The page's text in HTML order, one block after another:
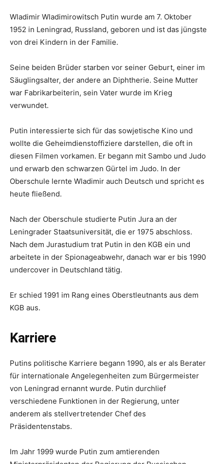
Wladimir Wladimirowitsch Putin wurde am 7. Oktober
1952 in Leningrad, Russland, geboren und ist das jüngste
von drei Kindern in der Familie.
Seine beiden Brüder starben vor seiner Geburt, einer im
Säuglingsalter, der andere an Diphtherie. Seine Mutter
war Fabrikarbeiterin, sein Vater wurde im Krieg
verwundet.
Putin interessierte sich für das sowjetische Kino und
wollte die Geheimdienstoffiziere darstellen, die oft in
diesen Filmen vorkamen. Er begann mit Sambo und Judo
und erwarb den schwarzen Gürtel im Judo. In der
Oberschule lernte Wladimir auch Deutsch und spricht es
heute fließend.
Nach der Oberschule studierte Putin Jura an der
Leningrader Staatsuniversität, die er 1975 abschloss.
Nach dem Jurastudium trat Putin in den KGB ein und
arbeitete in der Spionageabwehr, danach war er bis 1990
undercover in Deutschland tätig.
Er schied 1991 im Rang eines Oberstleutnants aus dem
KGB aus.
Karriere
Putins politische Karriere begann 1990, als er als Berater
für internationale Angelegenheiten zum Bürgermeister
von Leningrad ernannt wurde. Putin durchlief
verschiedene Funktionen in der Regierung, unter
anderem als stellvertretender Chef des
Präsidentenstabs.
Im Jahr 1999 wurde Putin zum amtierenden